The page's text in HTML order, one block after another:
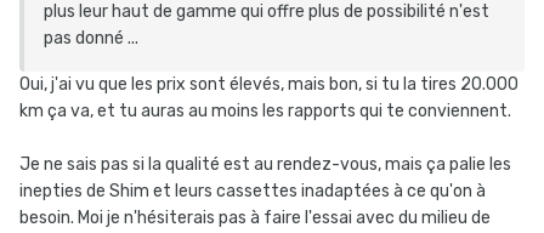
plus leur haut de gamme qui offre plus de possibilité n'est
pas donné ...
Oui, j'ai vu que les prix sont élevés, mais bon, si tu la tires 20.000
km ça va, et tu auras au moins les rapports qui te conviennent.
Je ne sais pas si la qualité est au rendez-vous, mais ça palie les
inepties de Shim et leurs cassettes inadaptées à ce qu'on à
besoin. Moi je n'hésiterais pas à faire l'essai avec du milieu de